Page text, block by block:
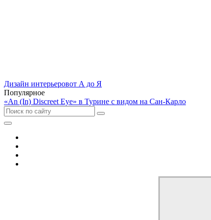
Дизайн интерьеровот А до Я
Популярное
«An (In) Discreet Eye» в Турине с видом на Сан-Карло